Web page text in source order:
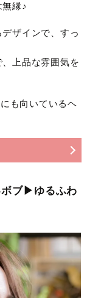
縁♪
ザインで、すっ
上品な雰囲気を
も向いているヘ
ボブ▶ゆるふわ